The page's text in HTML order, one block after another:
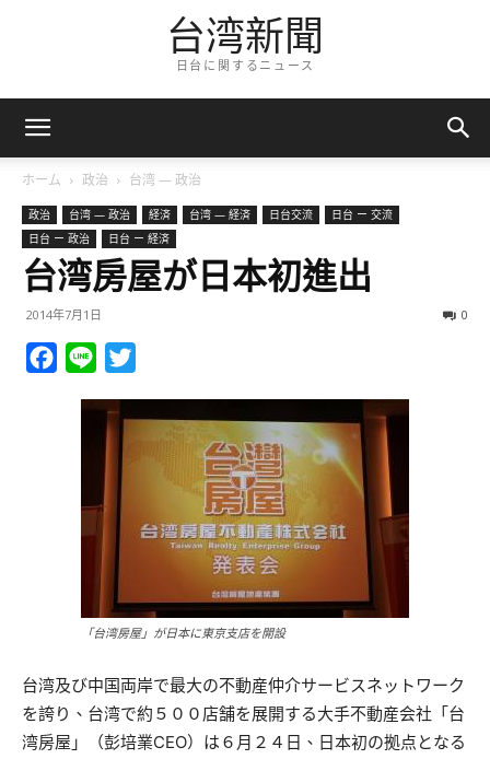
台湾新聞
日台に関するニュース
ホーム 政治 台湾 — 政治
政治 台湾 — 政治 経済 台湾 — 経済 日台交流
日台 ー 交流
日台 ー 政治
日台 ー 経済
台湾房屋が日本初進出
2014年7月1日 0
Facebook
Line
「台湾房屋」が日本に東京支店を開設
台湾及び中国両岸で最大の不動産仲介サービスネットワーク
を誇り、台湾で約５００店舗を展開する大手不動産会社「台
湾房屋」（彭培業CEO）は６月２４日、日本初の拠点となる